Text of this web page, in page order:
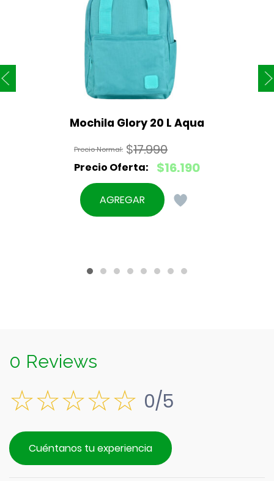
Mochila Glory 20 L Aqua
$17.990
El
precio
original
$16.190
El
precio
actual
AGREGAR
0 Reviews
0/5
Cuéntanos tu experiencia